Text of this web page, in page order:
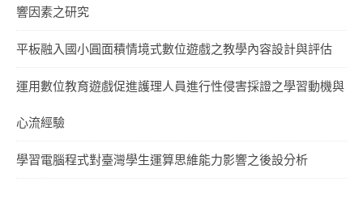
響因素之研究
平板融入國小圓面積情境式數位遊戲之教學內容設計與評估
運用數位教育遊戲促進護理人員進行性侵害採證之學習動機與
心流經驗
學習電腦程式對臺灣學生運算思維能力影響之後設分析